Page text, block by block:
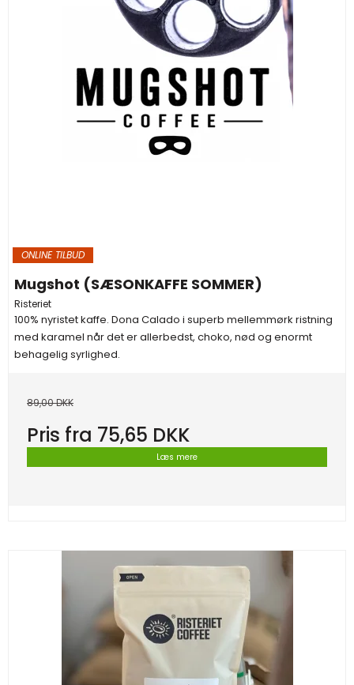
ONLINE TILBUD
Mugshot (SÆSONKAFFE SOMMER)
Risteriet
100% nyristet kaffe. Dona Calado i superb mellemmørk ristning
med karamel når det er allerbedst, choko, nød og enormt
behagelig syrlighed.
89,00 DKK
Pris fra 75,65 DKK
Læs mere